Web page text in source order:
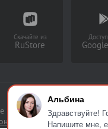
Альбина
Здравствуйте!
Напишите мне,
Скачайте из
RuStore
данных